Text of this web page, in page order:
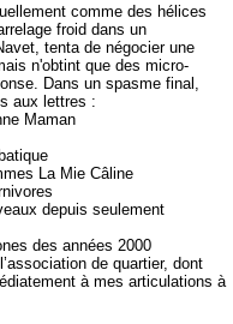
comme des hélices
froid dans un
tenta de négocier une
n'obtint que des micro-
Dans un spasme final,
aux lettres :
Maman
La Mie Câline
depuis seulement
des années 2000
de quartier, dont
à mes articulations à